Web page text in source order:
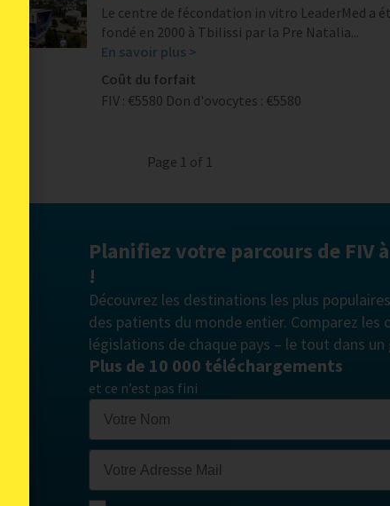
Le centre de fécondation in vitro LeaderMed a
fondé en 2000 à Tbilissi par la Pre Natalia...
En savoir plus >
Coût du forfait
FIV : €5580 Don d'ovocytes : €5580
Page 1 of 1
Planifiez votre parcours de FIV
!
Découvrez les destinations les plus
des patients du monde entier. Comparez les
législations de chaque pays – le tout dans
Plus de 10 000 téléchargements
et ce n’est pas fini